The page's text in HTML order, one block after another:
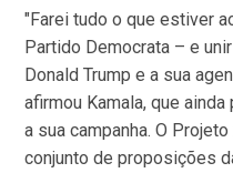
"Farei tudo o que estiver
Partido Democrata – e
Donald Trump e a sua
afirmou Kamala, que
a sua campanha. O
conjunto de proposições